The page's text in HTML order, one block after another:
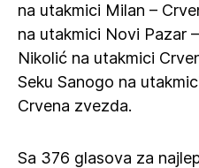
na utakmici Milan –
na utakmici Novi Pazar
Nikolić na utakmici
Seku Sanogo na
Crvena zvezda.
Sa 376 glasova za